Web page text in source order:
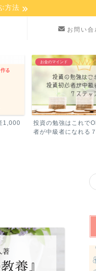
方法
お問い合
1,000
お金のマインド
投資の勉強はこれで
者が中級者になれる